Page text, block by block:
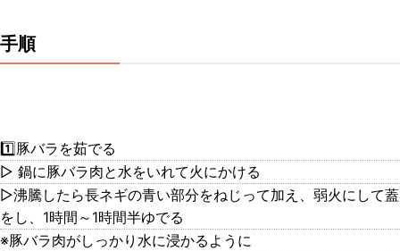
手順
1️⃣豚バラを茹でる
▷ 鍋に豚バラ肉と水をいれて火にかける
▷沸騰したら長ネギの青い部分をねじって加え、弱火にして蓋
をし、1時間～1時間半ゆでる
※豚バラ肉がしっかり水に浸かるように